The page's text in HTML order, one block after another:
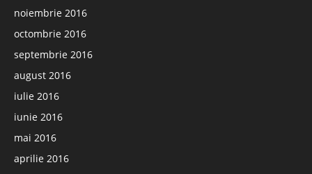
noiembrie 2016
octombrie 2016
septembrie 2016
august 2016
iulie 2016
iunie 2016
mai 2016
aprilie 2016